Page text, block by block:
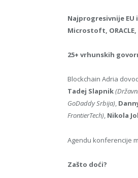
Najprogresivnije EU
Microstoft, ORACLE,
25+ vrhunskih
Blockchain Adria
Tadej Slapnik
GoDaddy Srbija),
FrontierTech), Nikola
Agendu konferencije
Zašto doći?